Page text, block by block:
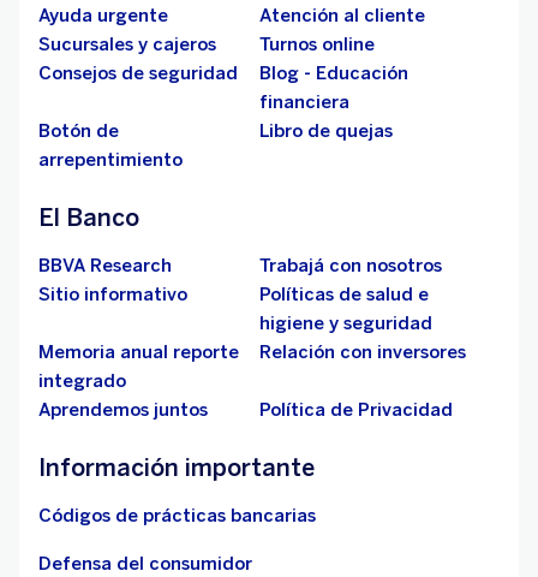
Ayuda urgente
Atención al cliente
Sucursales y cajeros
Turnos online
Consejos de seguridad
Blog - Educación
financiera
Botón de
arrepentimiento
Libro de quejas
El Banco
BBVA Research
Trabajá con nosotros
Sitio informativo
Políticas de salud e
higiene y seguridad
Memoria anual reporte
integrado
Relación con inversores
Aprendemos juntos Política de Privacidad
Información importante
Códigos de prácticas bancarias
Defensa del consumidor